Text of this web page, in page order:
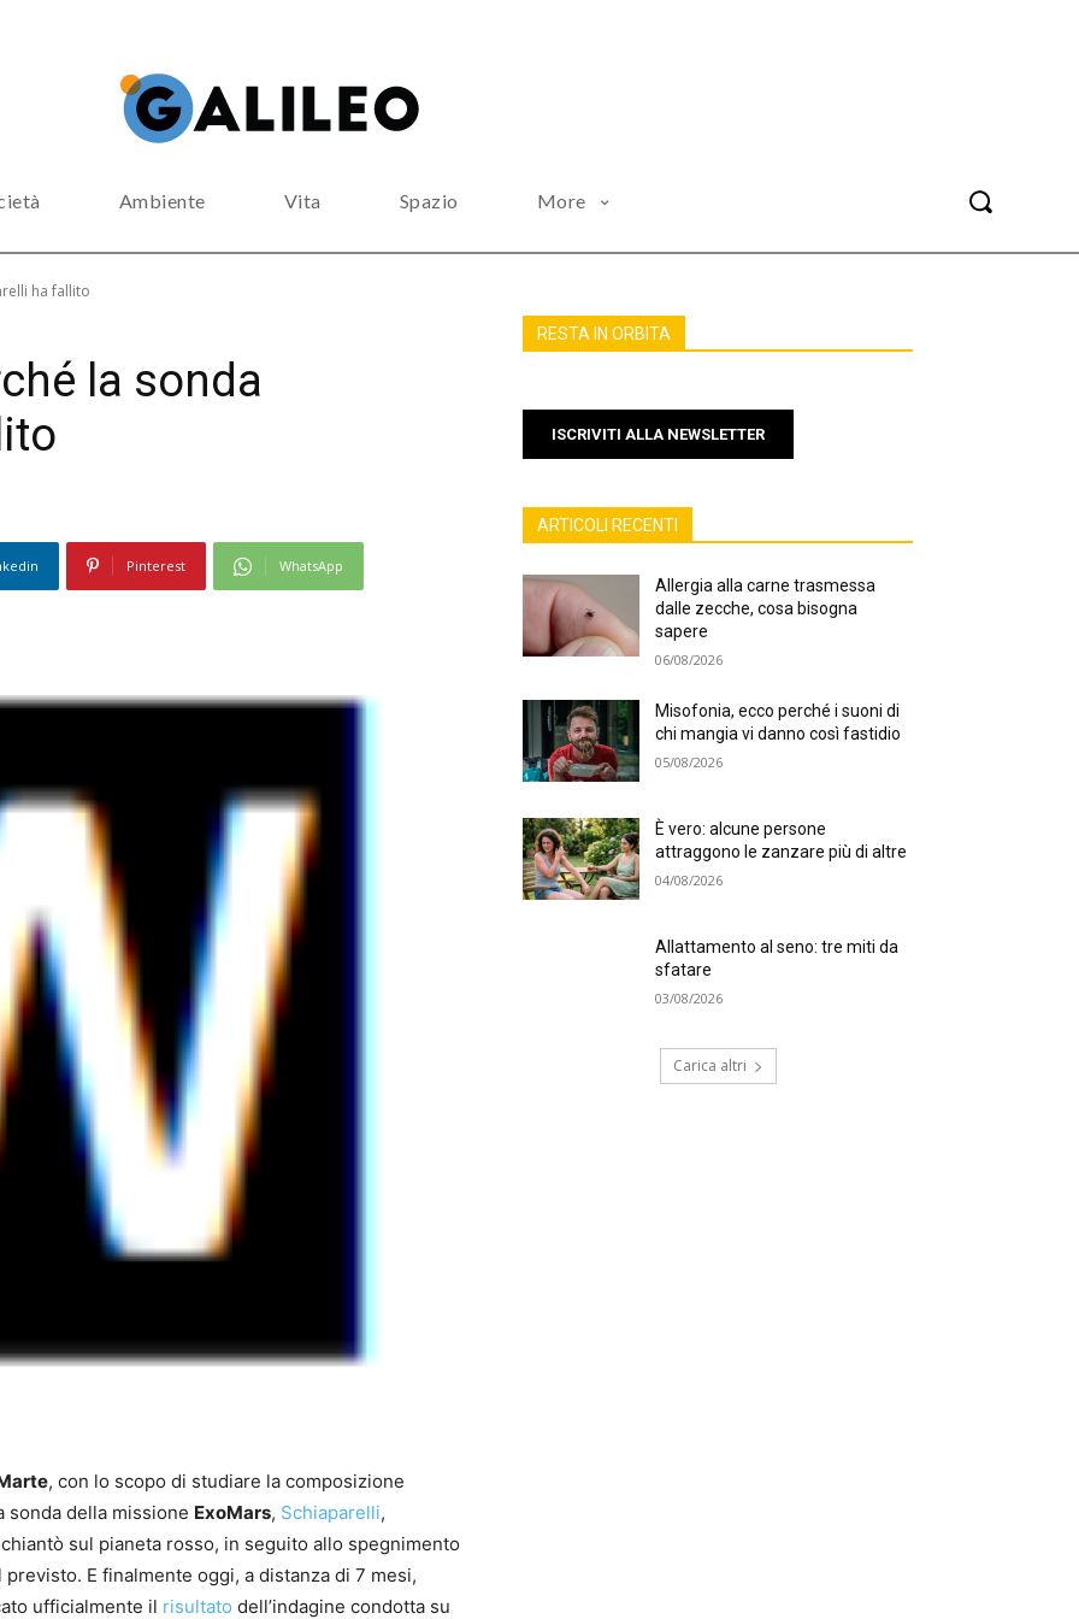
Ambiente Vita Spazio More
ha fallito
la sonda
Pinterest WhatsApp
, con lo scopo di studiare la composizione
sonda della missione ExoMars, Schiaparelli,
sul pianeta rosso, in seguito allo spegnimento
E finalmente oggi, a distanza di 7 mesi,
ufficialmente il risultato dell’indagine condotta su
RESTA IN ORBITA
ISCRIVITI ALLA NEWSLETTER
ARTICOLI RECENTI
Allergia alla carne trasmessa
dalle zecche, cosa bisogna
sapere
06/08/2026
Misofonia, ecco perché i suoni di
chi mangia vi danno così fastidio
05/08/2026
È vero: alcune persone
attraggono le zanzare più di altre
04/08/2026
Allattamento al seno: tre miti da
sfatare
03/08/2026
Carica altri